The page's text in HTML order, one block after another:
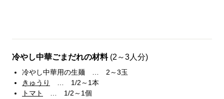
冷やし中華ごまだれの材料 (2～3人分)
冷やし中華用の生麺 … 2～3玉
きゅうり
… 1/2～1本
トマト
… 1/2～1個